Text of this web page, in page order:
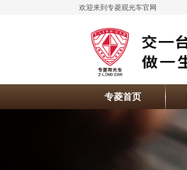
欢迎来到专菱观光车官网
专菱首页